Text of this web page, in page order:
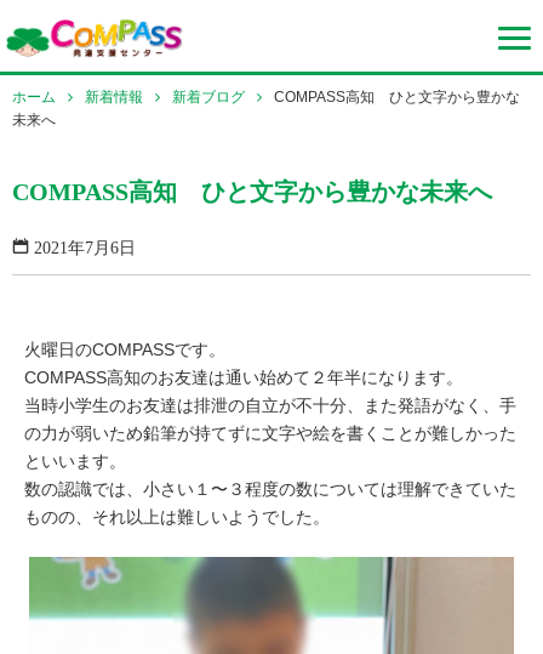
ホーム 新着情報 新着ブログ
COMPASS高知 ひと文字から豊かな
未来へ
COMPASS高知 ひと文字から豊かな未来へ
2021年7月6日
火曜日のCOMPASSです。
COMPASS高知のお友達は通い始めて２年半になります。
当時小学生のお友達は排泄の自立が不十分、また発語がなく、手
の力が弱いため鉛筆が持てずに文字や絵を書くことが難しかった
といいます。
数の認識では、小さい１〜３程度の数については理解できていた
ものの、それ以上は難しいようでした。